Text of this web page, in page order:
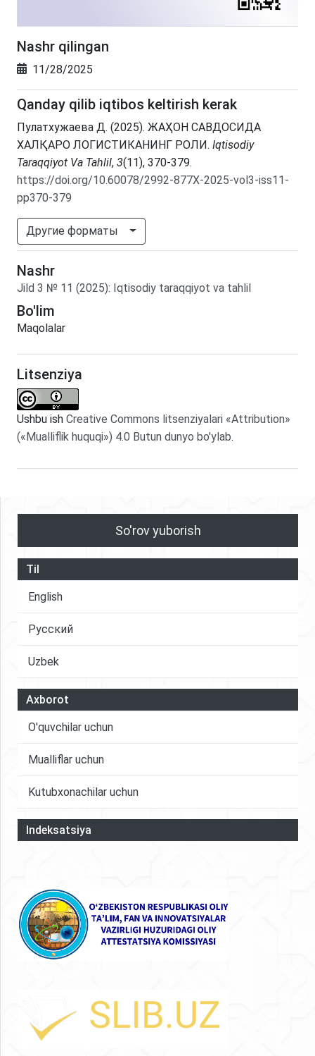
Nashr qilingan
11/28/2025
Qanday qilib iqtibos keltirish kerak
Пулaтxужaевa Д. (2025). ЖАҲОН САВДОСИДА
ХАЛҚАРО ЛОГИСТИКАНИНГ РОЛИ. Iqtisodiy
Taraqqiyot Va Tahlil, 3(11), 370-379.
https://doi.org/10.60078/2992-877X-2025-vol3-iss11-
pp370-379
Другие форматы
Nashr
Jild 3 № 11 (2025): Iqtisodiy taraqqiyot va tahlil
Bo'lim
Maqolalar
Litsenziya
Ushbu ish Creative Commons litsenziyalari «Attribution»
(«Mualliflik huquqi») 4.0 Butun dunyo bo'ylab.
So'rov yuborish
Til
English
Русский
Uzbek
Axborot
O'quvchilar uchun
Mualliflar uchun
Kutubxonachilar uchun
Indeksatsiya